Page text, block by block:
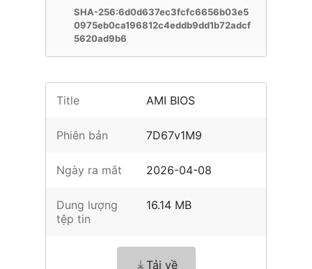
SHA-256:6d0d637ec3fcfc6656b03e5
0975eb0ca196812c4eddb9dd1b72adcf
5620ad9b6
Title AMI BIOS
Phiên bản 7D67v1M9
Ngày ra mắt 2026-04-08
Dung lượng
tệp tin
16.14 MB
Tải về